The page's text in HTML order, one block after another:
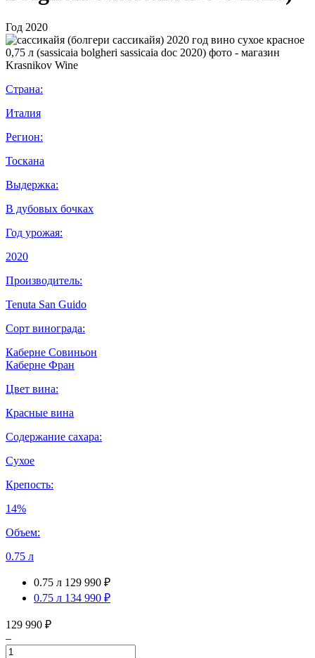
Год 2020
Страна:
Италия
Регион:
Тоскана
Выдержка:
В дубовых бочках
Год урожая:
2020
Производитель:
Tenuta San Guido
Сорт винограда:
Каберне Совиньон
Каберне Фран
Цвет вина:
Красные вина
Содержание сахара:
Сухое
Крепость:
14%
Объем:
0.75 л
0.75 л 129 990 ₽
0.75 л 134 990 ₽
129 990 ₽
–